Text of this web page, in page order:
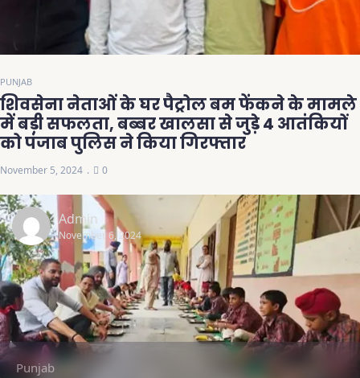
PUNJAB
शिवसेना नेताओं के घर पैट्रोल बम फेंकने के मामले
में बड़ी सफलता, बब्बर खालसा से जुड़े 4 आतंकियों
को पंजाब पुलिस ने किया गिरफ्तार
November 5, 2024 0
Admin
November 6, 2024
Punjab